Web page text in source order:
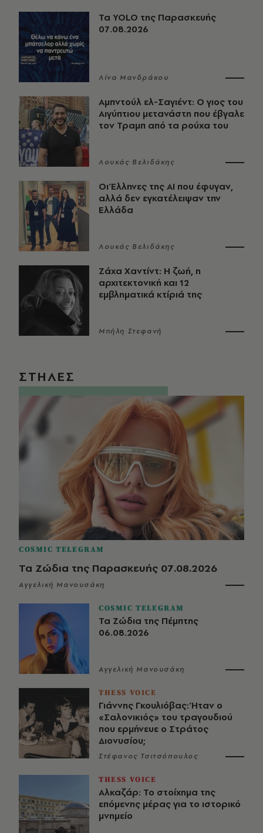
Τα YOLO της Παρασκευής
07.08.2026
Λίνα Μανδράκου
Αμπντούλ ελ-Σαγιέντ: Ο γιος του
Αιγύπτιου μετανάστη που έβγαλε
τον Τραμπ από τα ρούχα του
Λουκάς Βελιδάκης
Οι Έλληνες της ΑΙ που έφυγαν,
αλλά δεν εγκατέλειψαν την
Ελλάδα
Λουκάς Βελιδάκης
Ζάχα Χαντίντ: Η ζωή, η
αρχιτεκτονική και 12
εμβληματικά κτίριά της
Μπήλη Στεφανή
ΣΤΗΛΕΣ
COSMIC TELEGRAM
Τα Ζώδια της Παρασκευής 07.08.2026
Αγγελική Μανουσάκη
COSMIC TELEGRAM
Τα Ζώδια της Πέμπτης
06.08.2026
Αγγελική Μανουσάκη
THESS VOICE
Γιάννης Γκουλιόβας: Ήταν ο
«Σαλονικιός» του τραγουδιού
που ερμήνευε ο Στράτος
Διονυσίου;
Στέφανος Τσιτσόπουλος
THESS VOICE
Αλκαζάρ: Το στοίχημα της
επόμενης μέρας για το ιστορικό
μνημείο